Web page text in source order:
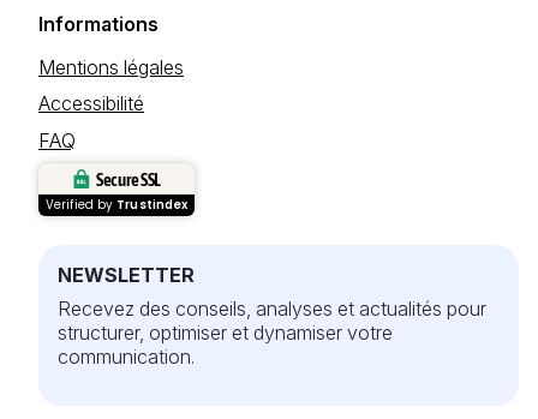
Informations
Mentions légales
Accessibilité
FAQ
Secure SSL
Verified by Trustindex
NEWSLETTER
Recevez des conseils, analyses et actualités pour
structurer, optimiser et dynamiser votre
communication.